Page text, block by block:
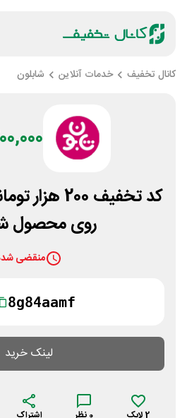
کانال تخفیف خدمات آنلاین شابلون
200,000
کد تخفیف
روی محصول
منقضی
8g84aamf
لینک خرید
2لایک 0 نظر اشتراک